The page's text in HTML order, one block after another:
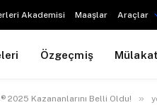
Akademisi Maaşlar Araçlar
Özgeçmiş Mülakat
2025 Kazananlarını Belli Oldu! »